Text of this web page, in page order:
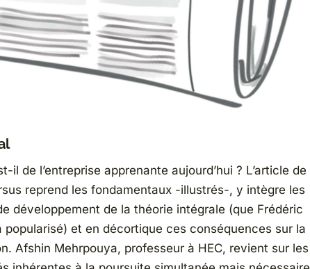
il de l’entreprise apprenante aujourd’hui ? L’article de
reprend les fondamentaux -illustrés-, y intègre les
développement de la théorie intégrale (que Frédéric
popularisé) et en décortique ces conséquences sur la
Afshin Mehrpouya, professeur à HEC, revient sur les